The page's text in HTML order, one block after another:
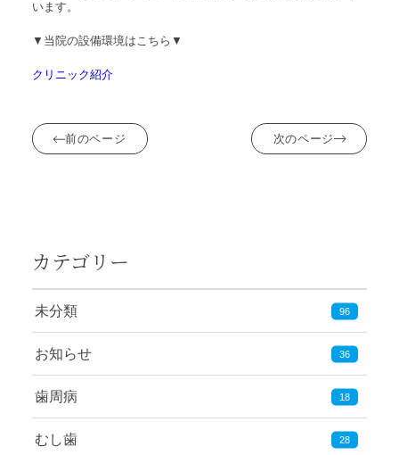
います。
▼当院の設備環境はこちら▼
クリニック紹介
前のページ 次のページ
カテゴリー
未分類 96
お知らせ 36
歯周病 18
むし歯 28